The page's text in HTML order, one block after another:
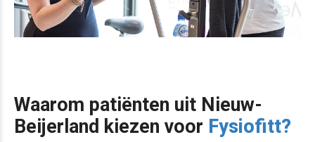
Waarom patiënten uit Nieuw-
Beijerland kiezen voor Fysiofitt?